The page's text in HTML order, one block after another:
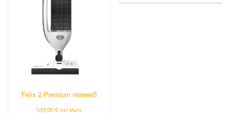
Felix 2 Premium reinweiß
539,00 € inkl. MwSt.